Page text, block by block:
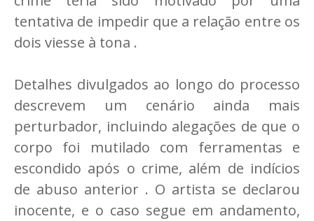
tentativa de impedir que a relação entre os
dois viesse à tona .
Detalhes divulgados ao longo do processo
descrevem um cenário ainda mais
perturbador, incluindo alegações de que o
corpo foi mutilado com ferramentas e
escondido após o crime, além de indícios
de abuso anterior . O artista se declarou
inocente, e o caso segue em andamento,